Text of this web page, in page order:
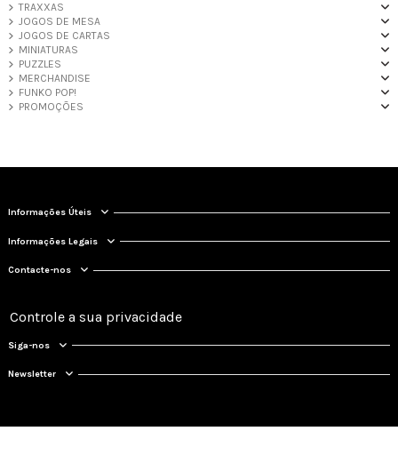
TRAXXAS
JOGOS DE MESA
JOGOS DE CARTAS
MINIATURAS
PUZZLES
MERCHANDISE
FUNKO POP!
PROMOÇÕES
Informações Úteis
Informações Legais
Contacte-nos
Controle a sua privacidade
Siga-nos
Newsletter